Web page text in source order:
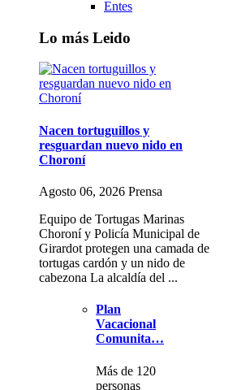
Entes
Lo más Leido
Nacen tortuguillos y
resguardan nuevo nido en
Choroní
Agosto 06, 2026 Prensa
Equipo de Tortugas Marinas
Choroní y Policía Municipal de
Girardot protegen una camada de
tortugas cardón y un nido de
cabezona La alcaldía del ...
Plan
Vacacional
Comunita…
Más de 120
personas